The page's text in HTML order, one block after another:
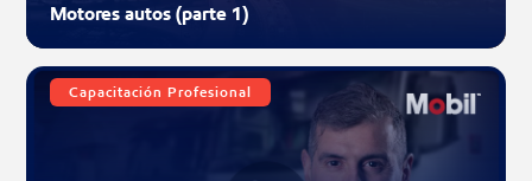
Motores autos (parte 1)
Capacitación Profesional